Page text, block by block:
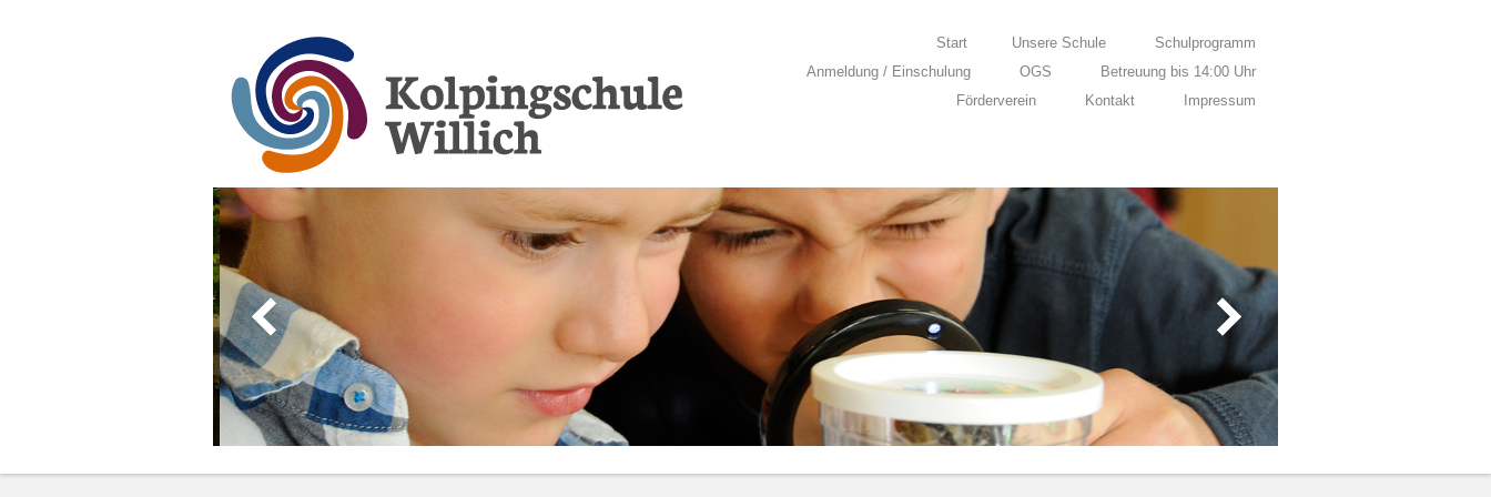
Kolpingschule Willich
Menü
Start Unsere Schule
Schulprogramm
Anmeldung / Einschulung
OGS
Betreuung bis 14:00 Uhr
Förderverein
Kontakt Impressum